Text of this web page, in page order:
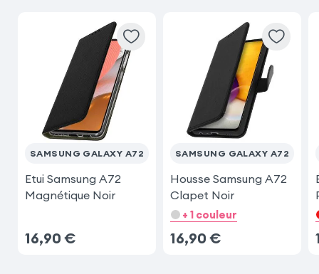
SAMSUNG GALAXY A72
Etui Samsung A72
Magnétique Noir
16,90 €
SAMSUNG GALAXY A72
Housse Samsung A72
Clapet Noir
+ 1 couleur
16,90 €